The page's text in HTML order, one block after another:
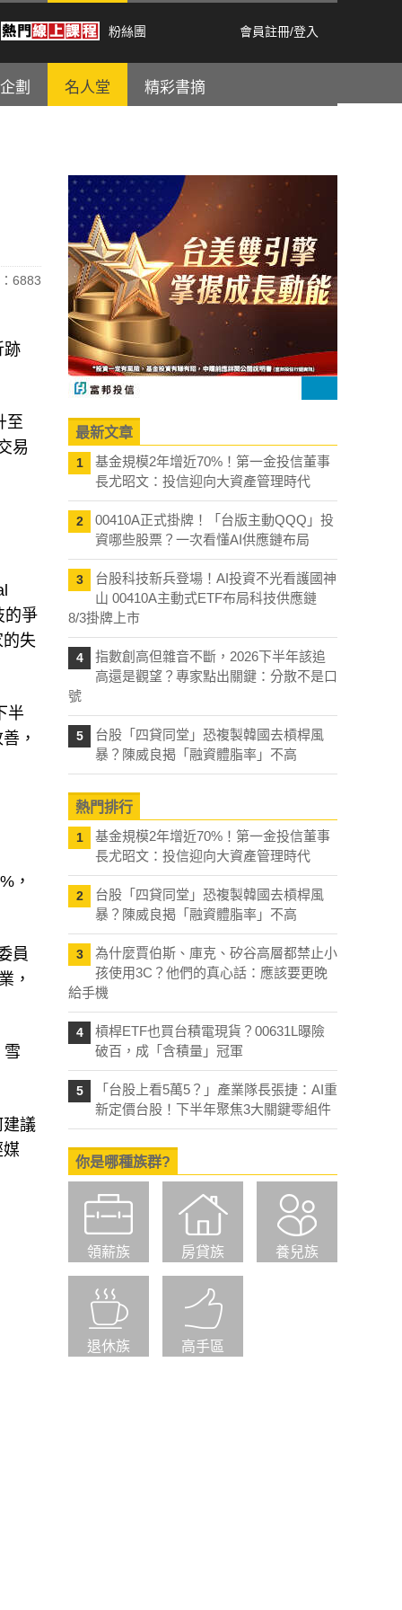
粉絲團 會員註冊/登入
劃 名人堂 精彩書摘
6883
跡
至
易
的爭
失
半
，
，
員
，
雪
建議
最新文章
1
基金規模2年增近70%！第一金投信董事
長尤昭文：投信迎向大資產管理時代
2
00410A正式掛牌！「台版主動QQQ」投
資哪些股票？一次看懂AI供應鏈布局
3
台股科技新兵登場！AI投資不光看護國神
山 00410A主動式ETF布局科技供應鏈
8/3掛牌上市
4
指數創高但雜音不斷，2026下半年該追
高還是觀望？專家點出關鍵：分散不是口
號
5
台股「四貸同堂」恐複製韓國去槓桿風
暴？陳威良揭「融資體脂率」不高
熱門排行
1
基金規模2年增近70%！第一金投信董事
長尤昭文：投信迎向大資產管理時代
2
台股「四貸同堂」恐複製韓國去槓桿風
暴？陳威良揭「融資體脂率」不高
3
為什麼賈伯斯、庫克、矽谷高層都禁止小
孩使用3C？他們的真心話：應該要更晚
給手機
4
槓桿ETF也買台積電現貨？00631L曝險
破百，成「含積量」冠軍
5
「台股上看5萬5？」產業隊長張捷：AI重
新定價台股！下半年聚焦3大關鍵零組件
你是哪種族群?
領薪族 房貸族 養兒族
退休族 高手區